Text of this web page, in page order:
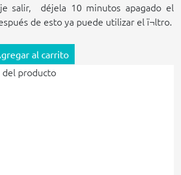
salir,
déjela 10 minutos apagado el
de esto ya puede utilizar el ï¬ltro.
al carrito